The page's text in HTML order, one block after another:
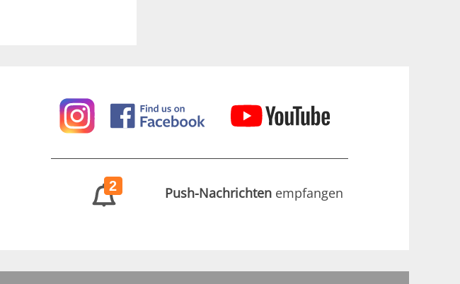
2 Push-Nachrichten empfangen